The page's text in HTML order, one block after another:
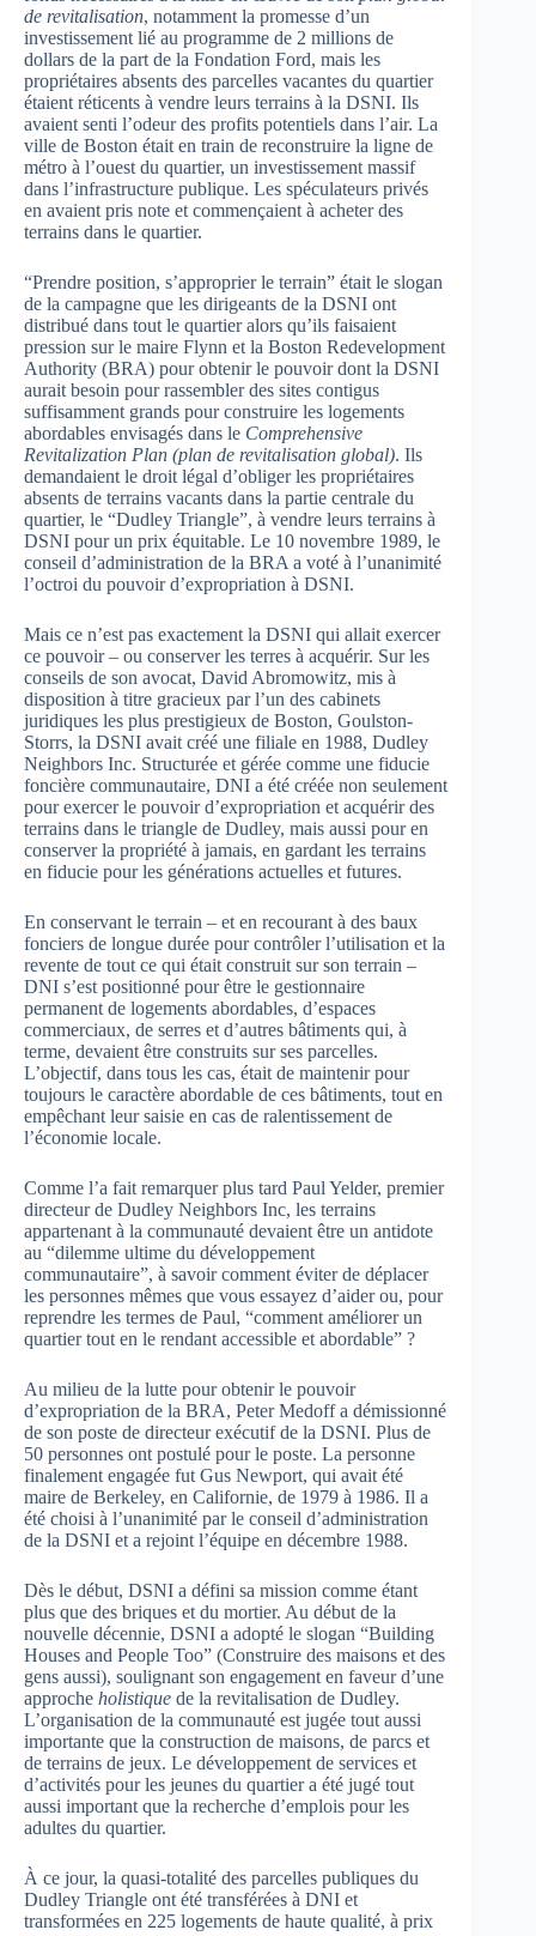
de revitalisation, notamment la promesse d’un
investissement lié au programme de 2 millions de
dollars de la part de la Fondation Ford, mais les
propriétaires absents des parcelles vacantes du quartier
étaient réticents à vendre leurs terrains à la DSNI. Ils
avaient senti l’odeur des profits potentiels dans l’air. La
ville de Boston était en train de reconstruire la ligne de
métro à l’ouest du quartier, un investissement massif
dans l’infrastructure publique. Les spéculateurs privés
en avaient pris note et commençaient à acheter des
terrains dans le quartier.
“Prendre position, s’approprier le terrain” était le slogan
de la campagne que les dirigeants de la DSNI ont
distribué dans tout le quartier alors qu’ils faisaient
pression sur le maire Flynn et la Boston Redevelopment
Authority (BRA) pour obtenir le pouvoir dont la DSNI
aurait besoin pour rassembler des sites contigus
suffisamment grands pour construire les logements
abordables envisagés dans le Comprehensive
Revitalization Plan (plan de revitalisation global). Ils
demandaient le droit légal d’obliger les propriétaires
absents de terrains vacants dans la partie centrale du
quartier, le “Dudley Triangle”, à vendre leurs terrains à
DSNI pour un prix équitable. Le 10 novembre 1989, le
conseil d’administration de la BRA a voté à l’unanimité
l’octroi du pouvoir d’expropriation à DSNI.
Mais ce n’est pas exactement la DSNI qui allait exercer
ce pouvoir – ou conserver les terres à acquérir. Sur les
conseils de son avocat, David Abromowitz, mis à
disposition à titre gracieux par l’un des cabinets
juridiques les plus prestigieux de Boston, Goulston-
Storrs, la DSNI avait créé une filiale en 1988, Dudley
Neighbors Inc. Structurée et gérée comme une fiducie
foncière communautaire, DNI a été créée non seulement
pour exercer le pouvoir d’expropriation et acquérir des
terrains dans le triangle de Dudley, mais aussi pour en
conserver la propriété à jamais, en gardant les terrains
en fiducie pour les générations actuelles et futures.
En conservant le terrain – et en recourant à des baux
fonciers de longue durée pour contrôler l’utilisation et la
revente de tout ce qui était construit sur son terrain –
DNI s’est positionné pour être le gestionnaire
permanent de logements abordables, d’espaces
commerciaux, de serres et d’autres bâtiments qui, à
terme, devaient être construits sur ses parcelles.
L’objectif, dans tous les cas, était de maintenir pour
toujours le caractère abordable de ces bâtiments, tout en
empêchant leur saisie en cas de ralentissement de
l’économie locale.
Comme l’a fait remarquer plus tard Paul Yelder, premier
directeur de Dudley Neighbors Inc, les terrains
appartenant à la communauté devaient être un antidote
au “dilemme ultime du développement
communautaire”, à savoir comment éviter de déplacer
les personnes mêmes que vous essayez d’aider ou, pour
reprendre les termes de Paul, “comment améliorer un
quartier tout en le rendant accessible et abordable” ?
Au milieu de la lutte pour obtenir le pouvoir
d’expropriation de la BRA, Peter Medoff a démissionné
de son poste de directeur exécutif de la DSNI. Plus de
50 personnes ont postulé pour le poste. La personne
finalement engagée fut Gus Newport, qui avait été
maire de Berkeley, en Californie, de 1979 à 1986. Il a
été choisi à l’unanimité par le conseil d’administration
de la DSNI et a rejoint l’équipe en décembre 1988.
Dès le début, DSNI a défini sa mission comme étant
plus que des briques et du mortier. Au début de la
nouvelle décennie, DSNI a adopté le slogan “Building
Houses and People Too” (Construire des maisons et des
gens aussi), soulignant son engagement en faveur d’une
approche holistique de la revitalisation de Dudley.
L’organisation de la communauté est jugée tout aussi
importante que la construction de maisons, de parcs et
de terrains de jeux. Le développement de services et
d’activités pour les jeunes du quartier a été jugé tout
aussi important que la recherche d’emplois pour les
adultes du quartier.
À ce jour, la quasi-totalité des parcelles publiques du
Dudley Triangle ont été transférées à DNI et
transformées en 225 logements de haute qualité, à prix